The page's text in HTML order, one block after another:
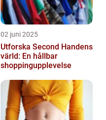
02 juni 2025
Utforska Second Handens
värld: En hållbar
shoppingupplevelse